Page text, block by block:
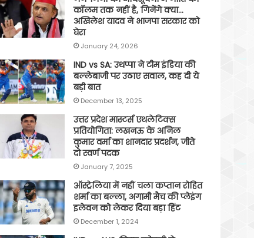
कॉलम तक नहीं है, गिनेंगे क्या…
अखिलेश यादव ने भाजपा सरकार को
घेरा
January 24, 2026
IND vs SA: उथप्पा ने टीम इंडिया की
बल्लेबाजी पर उठाए सवाल, कह दी ये
बड़ी बात
December 13, 2025
उत्तर प्रदेश मास्टर्स एथलेटिक्स
प्रतियोगिता: लखनऊ के अनिल
कुमार वर्मा का शानदार प्रदर्शन, जीते
दो स्वर्ण पदक
January 7, 2025
ऑस्ट्रेलिया में नहीं चला कप्तान रोहित
शर्मा का बल्ला, अगामी मैच की प्लेइंग
इलेवन को लेकर दिया बड़ा हिंट
December 1, 2024